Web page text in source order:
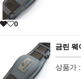
0
금린 웨
상품가 :